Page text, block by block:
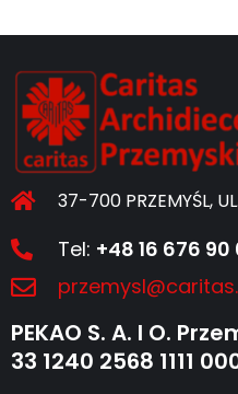
37-700 PRZEMYŚL,
Tel: +48 16 676 90
PEKAO S. A. I O.
33 1240 2568 1111